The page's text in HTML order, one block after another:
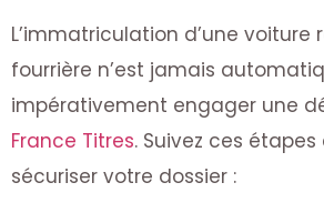
L’immatriculation d’une voiture
fourrière n’est jamais
impérativement engager une
France Titres. Suivez ces
sécuriser votre dossier :